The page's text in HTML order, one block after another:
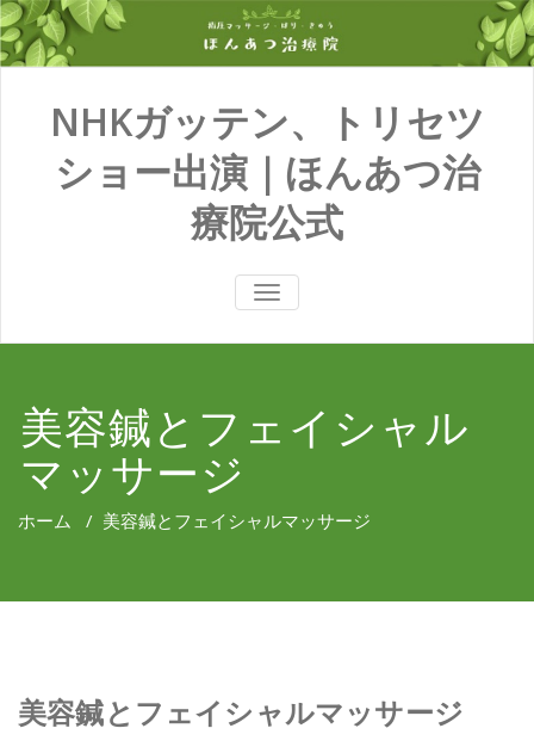
NHKガッテン、トリセツ
ショー出演｜ほんあつ治
療院公式
TOGGLE
美容鍼とフェイシャル
マッサージ
ホーム / 美容鍼とフェイシャルマッサージ
美容鍼とフェイシャルマッサージ